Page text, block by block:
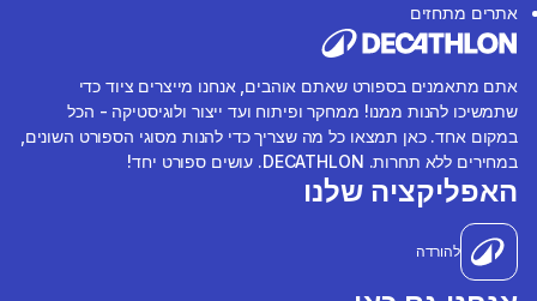
אתרים מתחזים
אתם מתאמנים בספורט שאתם אוהבים, אנחנו מייצרים ציוד כדי
שתמשיכו להנות ממנו! ממחקר ופיתוח ועד ייצור ולוגיסטיקה - הכל
במקום אחד. כאן תמצאו כל מה שצריך כדי להנות מסוגי הספורט השונים,
במחירים ללא תחרות. DECATHLON. עושים ספורט יחד!
האפליקציה שלנו
להורדה